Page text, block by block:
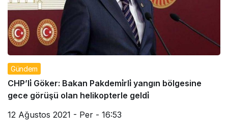
Gündem
CHP’li̇ Göker: Bakan Pakdemi̇rli̇ yangın bölgesine
gece görüşü olan helikopterle geldi̇
12 Ağustos 2021 - Per - 16:53